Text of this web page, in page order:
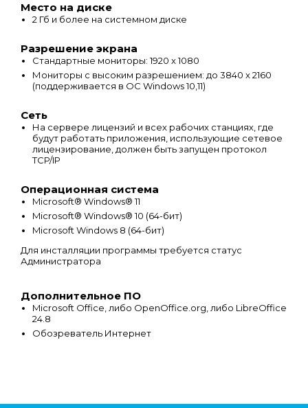
Место на диске
2 Гб и более на системном диске
Разрешение экрана
Стандартные мониторы: 1920 x 1080
Мониторы с высоким разрешением: до 3840 x 2160
(поддерживается в ОС Windows 10,11)
Сеть
На сервере лицензий и всех рабочих станциях, где
будут работать приложения, использующие сетевое
лицензирование, должен быть запущен протокол
TCP/IP
Операционная система
Microsoft® Windows® 11
Microsoft® Windows® 10 (64-бит)
Microsoft Windows 8 (64-бит)
Для инсталляции программы требуется статус
Администратора
Дополнительное ПО
Microsoft Office, либо OpenOffice.org, либо LibreOffice
24.8
Обозреватель Интернет